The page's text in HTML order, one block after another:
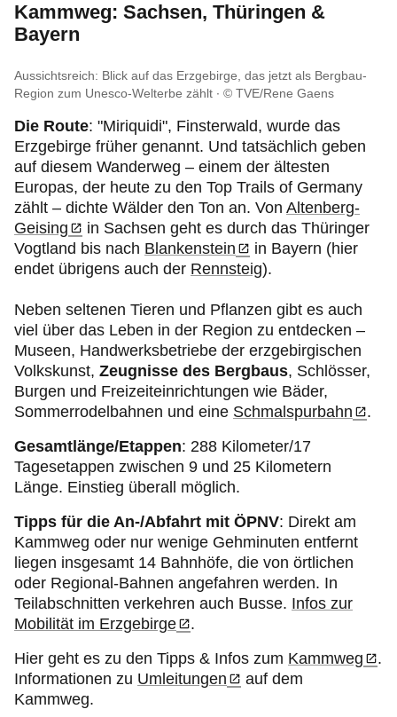
Kammweg: Sachsen, Thüringen &
Bayern
Aussichtsreich: Blick auf das Erzgebirge, das jetzt als Bergbau-
Region zum Unesco-Welterbe zählt
© TVE/Rene Gaens
Die Route: "Miriquidi", Finsterwald, wurde das
Erzgebirge früher genannt. Und tatsächlich geben
auf diesem Wanderweg – einem der ältesten
Europas, der heute zu den Top Trails of Germany
zählt – dichte Wälder den Ton an. Von Altenberg-
Geising
in Sachsen geht es durch das Thüringer
Vogtland bis nach Blankenstein
in Bayern (hier
endet übrigens auch der Rennsteig).
Neben seltenen Tieren und Pflanzen gibt es auch
viel über das Leben in der Region zu entdecken –
Museen, Handwerksbetriebe der erzgebirgischen
Volkskunst, Zeugnisse des Bergbaus, Schlösser,
Burgen und Freizeiteinrichtungen wie Bäder,
Sommerrodelbahnen und eine Schmalspurbahn
.
Gesamtlänge/Etappen: 288 Kilometer/17
Tagesetappen zwischen 9 und 25 Kilometern
Länge. Einstieg überall möglich.
Tipps für die An-/Abfahrt mit ÖPNV: Direkt am
Kammweg oder nur wenige Gehminuten entfernt
liegen insgesamt 14 Bahnhöfe, die von örtlichen
oder Regional-Bahnen angefahren werden. In
Teilabschnitten verkehren auch Busse. Infos zur
Mobilität im Erzgebirge
.
Hier geht es zu den Tipps & Infos zum Kammweg
.
Informationen zu Umleitungen
auf dem
Kammweg.